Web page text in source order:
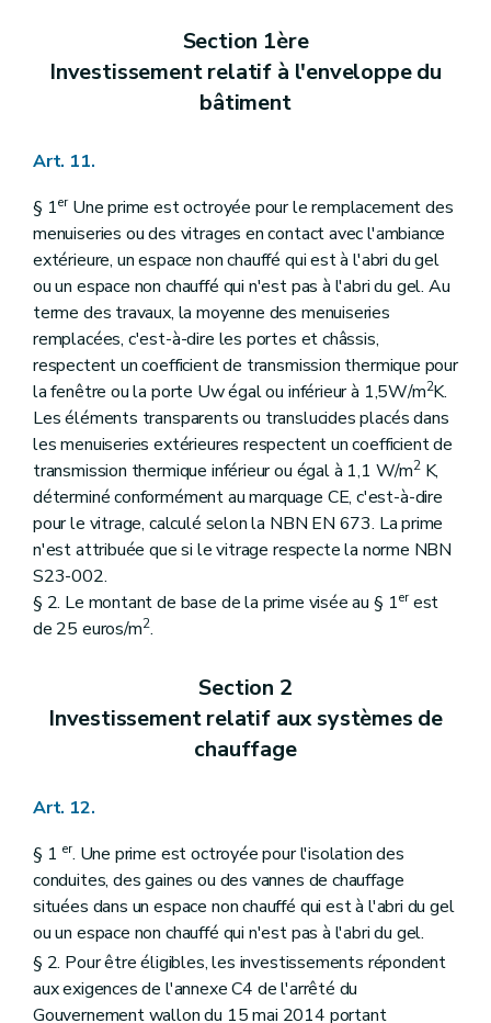
Section 1ère
Investissement relatif à l'enveloppe du
bâtiment
Art. 11.
§ 1erUne prime est octroyée pour le remplacement des
menuiseries ou des vitrages en contact avec l'ambiance
extérieure, un espace non chauffé qui est à l'abri du gel
ou un espace non chauffé qui n'est pas à l'abri du gel. Au
terme des travaux, la moyenne des menuiseries
remplacées, c'est-à-dire les portes et châssis,
respectent un coefficient de transmission thermique pour
la fenêtre ou la porte Uw égal ou inférieur à 1,5W/m2K.
Les éléments transparents ou translucides placés dans
les menuiseries extérieures respectent un coefficient de
transmission thermique inférieur ou égal à 1,1 W/m2K,
déterminé conformément au marquage CE, c'est-à-dire
pour le vitrage, calculé selon la NBN EN 673. La prime
n'est attribuée que si le vitrage respecte la norme NBN
S23-002.
§ 2. Le montant de base de la prime visée au § 1erest
de 25 euros/m2.
Section 2
Investissement relatif aux systèmes de
chauffage
Art. 12.
§ 1 er. Une prime est octroyée pour l'isolation des
conduites, des gaines ou des vannes de chauffage
situées dans un espace non chauffé qui est à l'abri du gel
ou un espace non chauffé qui n'est pas à l'abri du gel.
§ 2. Pour être éligibles, les investissements répondent
aux exigences de l'annexe C4 de l'arrêté du
Gouvernement wallon du 15 mai 2014 portant